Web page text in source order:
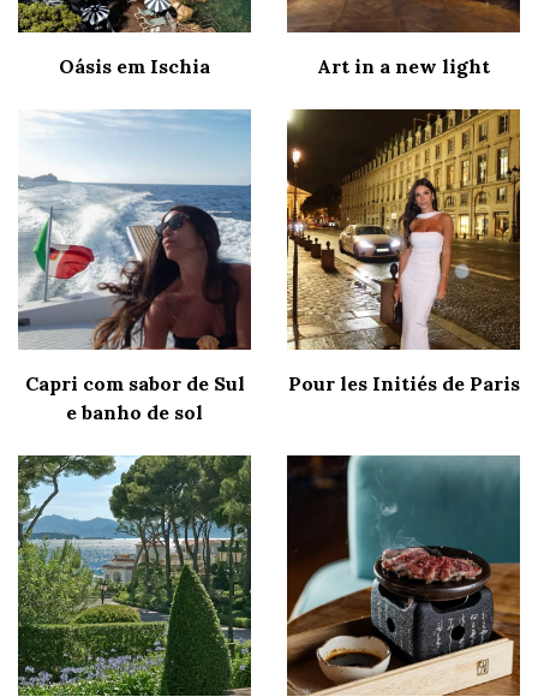
Oásis em Ischia Art in a new light
Capri com sabor de Sul
e banho de sol
Pour les Initiés de Paris